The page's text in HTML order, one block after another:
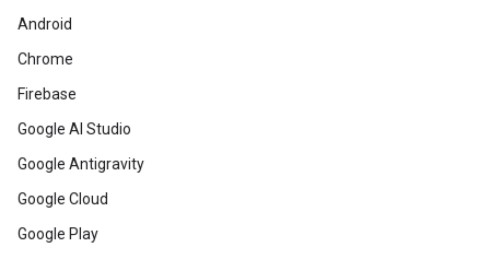
Android
Chrome
Firebase
Google AI Studio
Google Antigravity
Google Cloud
Google Play